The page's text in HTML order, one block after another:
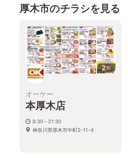
厚木市のチラシを見る
2枚
オーケー
本厚木店
8:30～21:30
神奈川県厚木市中町2-11-4